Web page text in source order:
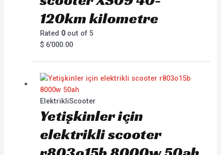
120km kilometre
Rated 0out of 5
$6'000.00
ElektrikliScooter
Yetişkinler için
elektrikli scooter